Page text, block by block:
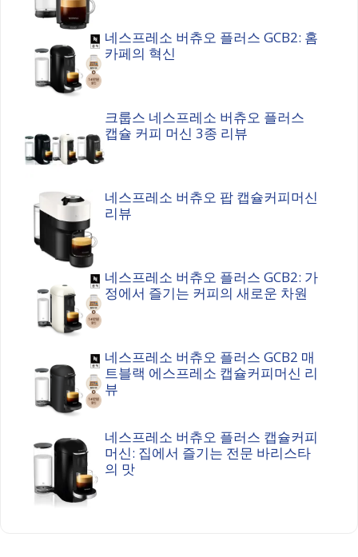
네스프레소 버츄오 플러스 GCB2: 홈
카페의 혁신
크룹스 네스프레소 버츄오 플러스
캡슐 커피 머신 3종 리뷰
네스프레소 버츄오 팝 캡슐커피머신
리뷰
네스프레소 버츄오 플러스 GCB2: 가
정에서 즐기는 커피의 새로운 차원
네스프레소 버츄오 플러스 GCB2 매
트블랙 에스프레소 캡슐커피머신 리
뷰
네스프레소 버츄오 플러스 캡슐커피
머신: 집에서 즐기는 전문 바리스타
의 맛